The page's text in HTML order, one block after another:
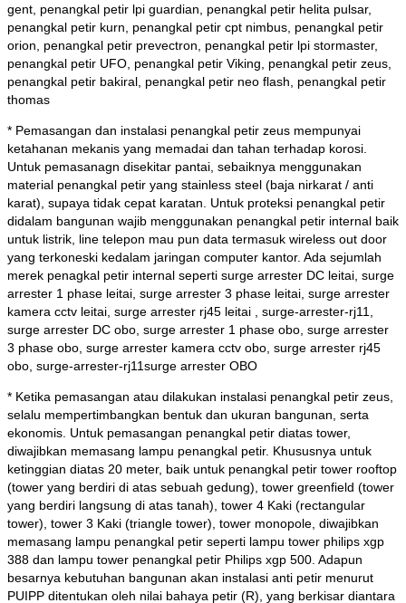
gent, penangkal petir lpi guardian, penangkal petir helita pulsar,
penangkal petir kurn, penangkal petir cpt nimbus, penangkal petir
orion, penangkal petir prevectron, penangkal petir lpi stormaster,
penangkal petir UFO, penangkal petir Viking, penangkal petir zeus,
penangkal petir bakiral, penangkal petir neo flash, penangkal petir
thomas
* Pemasangan dan instalasi penangkal petir zeus mempunyai
ketahanan mekanis yang memadai dan tahan terhadap korosi.
Untuk pemasanagn disekitar pantai, sebaiknya menggunakan
material penangkal petir yang stainless steel (baja nirkarat / anti
karat), supaya tidak cepat karatan. Untuk proteksi penangkal petir
didalam bangunan wajib menggunakan penangkal petir internal baik
untuk listrik, line telepon mau pun data termasuk wireless out door
yang terkoneski kedalam jaringan computer kantor. Ada sejumlah
merek penagkal petir internal seperti surge arrester DC leitai, surge
arrester 1 phase leitai, surge arrester 3 phase leitai, surge arrester
kamera cctv leitai, surge arrester rj45 leitai , surge-arrester-rj11,
surge arrester DC obo, surge arrester 1 phase obo, surge arrester
3 phase obo, surge arrester kamera cctv obo, surge arrester rj45
obo, surge-arrester-rj11surge arrester OBO
* Ketika pemasangan atau dilakukan instalasi penangkal petir zeus,
selalu mempertimbangkan bentuk dan ukuran bangunan, serta
ekonomis. Untuk pemasangan penangkal petir diatas tower,
diwajibkan memasang lampu penangkal petir. Khususnya untuk
ketinggian diatas 20 meter, baik untuk penangkal petir tower rooftop
(tower yang berdiri di atas sebuah gedung), tower greenfield (tower
yang berdiri langsung di atas tanah), tower 4 Kaki (rectangular
tower), tower 3 Kaki (triangle tower), tower monopole, diwajibkan
memasang lampu penangkal petir seperti lampu tower philips xgp
388 dan lampu tower penangkal petir Philips xgp 500. Adapun
besarnya kebutuhan bangunan akan instalasi anti petir menurut
PUIPP ditentukan oleh nilai bahaya petir (R), yang berkisar diantara